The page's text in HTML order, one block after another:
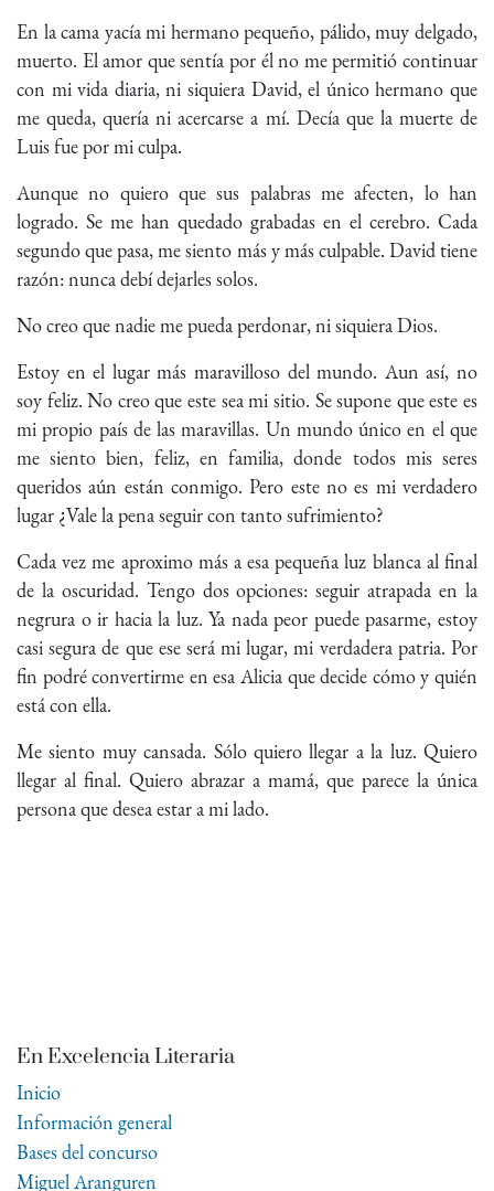
En la cama yacía mi hermano pequeño, pálido, muy delgado,
muerto. El amor que sentía por él no me permitió continuar
con mi vida diaria, ni siquiera David, el único hermano que
me queda, quería ni acercarse a mí. Decía que la muerte de
Luis fue por mi culpa.
Aunque no quiero que sus palabras me afecten, lo han
logrado. Se me han quedado grabadas en el cerebro. Cada
segundo que pasa, me siento más y más culpable. David tiene
razón: nunca debí dejarles solos.
No creo que nadie me pueda perdonar, ni siquiera Dios.
Estoy en el lugar más maravilloso del mundo. Aun así, no
soy feliz. No creo que este sea mi sitio. Se supone que este es
mi propio país de las maravillas. Un mundo único en el que
me siento bien, feliz, en familia, donde todos mis seres
queridos aún están conmigo. Pero este no es mi verdadero
lugar ¿Vale la pena seguir con tanto sufrimiento?
Cada vez me aproximo más a esa pequeña luz blanca al final
de la oscuridad. Tengo dos opciones: seguir atrapada en la
negrura o ir hacia la luz. Ya nada peor puede pasarme, estoy
casi segura de que ese será mi lugar, mi verdadera patria. Por
fin podré convertirme en esa Alicia que decide cómo y quién
está con ella.
Me siento muy cansada. Sólo quiero llegar a la luz. Quiero
llegar al final. Quiero abrazar a mamá, que parece la única
persona que desea estar a mi lado.
En Excelencia Literaria
Inicio
Información general
Bases del concurso
Miguel Aranguren